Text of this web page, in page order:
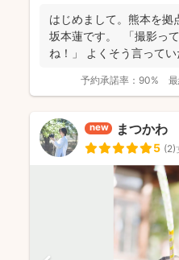
はじめまして。熊本を拠
坂本蓮です。 「撮影っ
ね！」 よくそう言って
予約承諾率： 90%
new まつかわ
5 (2)